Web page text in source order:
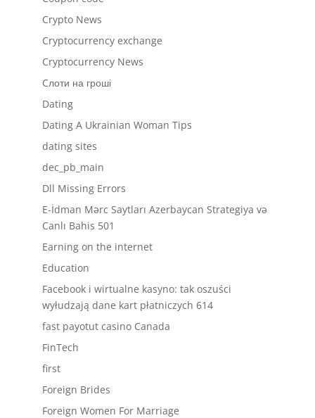
Crypto News
Cryptocurrency exchange
Cryptocurrency News
Cлоти на гроші
Dating
Dating A Ukrainian Woman Tips
dating sites
dec_pb_main
Dll Missing Errors
E-İdman Mərc Saytları Azerbaycan Strategiya və
Canlı Bahis 501
Earning on the internet
Education
Facebook i wirtualne kasyno: tak oszuści
wyłudzają dane kart płatniczych 614
fast payotut casino Canada
FinTech
first
Foreign Brides
Foreign Women For Marriage